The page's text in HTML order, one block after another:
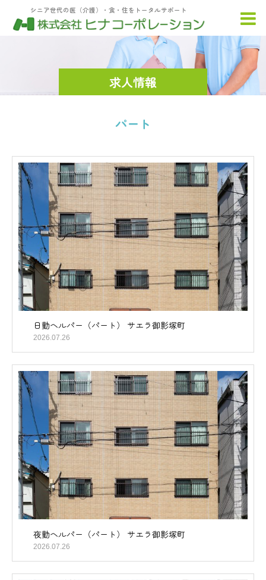
シニア世代の医（介護）・食・住をトータルサポート
求人情報
パート
日勤ヘルパー（パート） サエラ御影塚町
2026.07.26
夜勤ヘルパー（パート） サエラ御影塚町
2026.07.26